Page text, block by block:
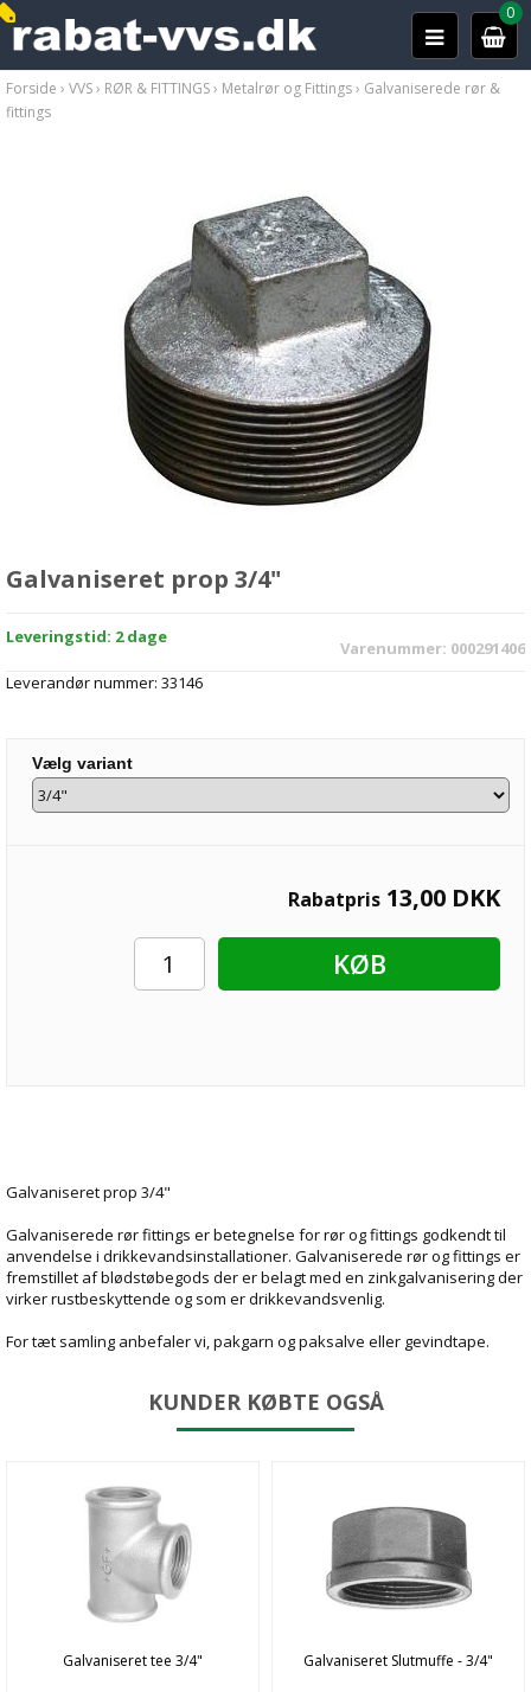
0
Forside › VVS› RØR & FITTINGS› Metalrør og Fittings› Galvaniserede rør &
fittings
Galvaniseret prop 3/4"
Leveringstid: 2 dage
Varenummer: 000291406
Leverandør nummer: 33146
Vælg variant
Rabatpris 13,00 DKK
KØB
Galvaniseret prop 3/4"
Galvaniserede rør fittings er betegnelse for rør og fittings godkendt til
anvendelse i drikkevandsinstallationer. Galvaniserede rør og fittings er
fremstillet af blødstøbegods der er belagt med en zinkgalvanisering der
virker rustbeskyttende og som er drikkevandsvenlig.
For tæt samling anbefaler vi, pakgarn og paksalve eller gevindtape.
KUNDER KØBTE OGSÅ
Galvaniseret tee 3/4" Galvaniseret Slutmuffe - 3/4"